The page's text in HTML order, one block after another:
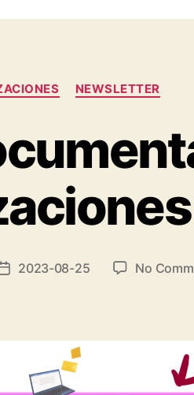
CategoriesNEWSLETTER
Post2023-08-25 No